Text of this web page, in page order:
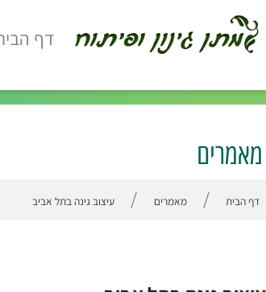
דף הבית
/ מאמרים / עיצוב גינה בתל אביב